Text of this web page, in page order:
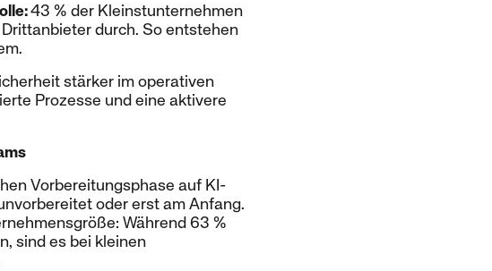
43 % der Kleinstunternehmen
durch. So entstehen
stärker im operativen
Prozesse und eine aktivere
Vorbereitungsphase auf KI-
oder erst am Anfang.
Während 63 %
sind es bei kleinen